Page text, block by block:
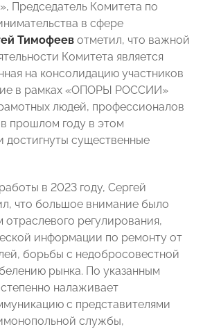
Комитета по
в сфере
Тимофеев отметил, что важной
Комитета является
на консолидацию участников
в рамках «ОПОРЫ РОССИИ»
людей, профессионалов
прошлом году в этом
достигнуты существенные
в 2023 году, Сергей
что большое внимание было
регулирования,
информации по ремонту от
борьбы с недобросовестной
рынка. По указанным
налаживает
с представителями
службы,